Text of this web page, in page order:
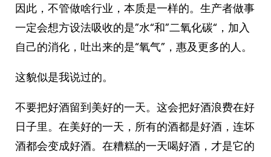
因此，不管做啥行业，本质是一样的。生产者做事
一定会想方设法吸收的是”水“和”二氧化碳“，加入
自己的消化，吐出来的是“氧气”，惠及更多的人。
这貌似是我说过的。
不要把好酒留到美好的一天。这会把好酒浪费在好
日子里。在美好的一天，所有的酒都是好酒，连坏
酒都会变成好酒。在糟糕的一天喝好酒，才是它的